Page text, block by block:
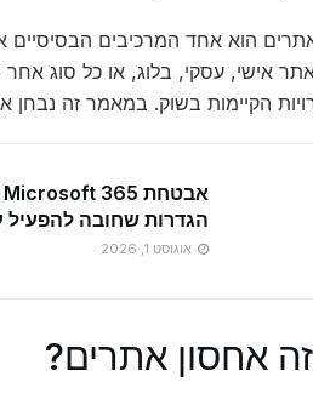
הוא אחד המרכיבים
אישי, עסקי, בלוג, או כל סוג
הקיימות בשוק. במאמר זה
הגדרות שחובה להפעיל
אוגוסט 1, 2026
אחסון אתרים?